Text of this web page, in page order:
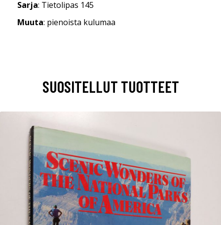
Sarja: Tietolipas 145
Muuta: pienoista kulumaa
SUOSITELLUT TUOTTEET